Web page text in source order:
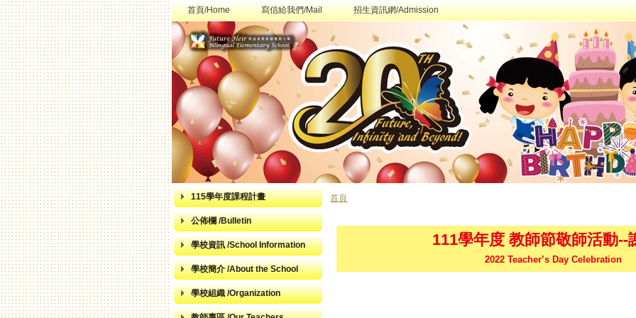
首頁/Home 寫信給我們/Mail 招生資訊網/Admission
115學年度課程計畫
公佈欄 /Bulletin
學校資訊 /School Information
學校簡介 /About the School
學校組織 /Organization
首頁
111學年度 教師節敬師活動--
2022 Teacher’s Day Celebration